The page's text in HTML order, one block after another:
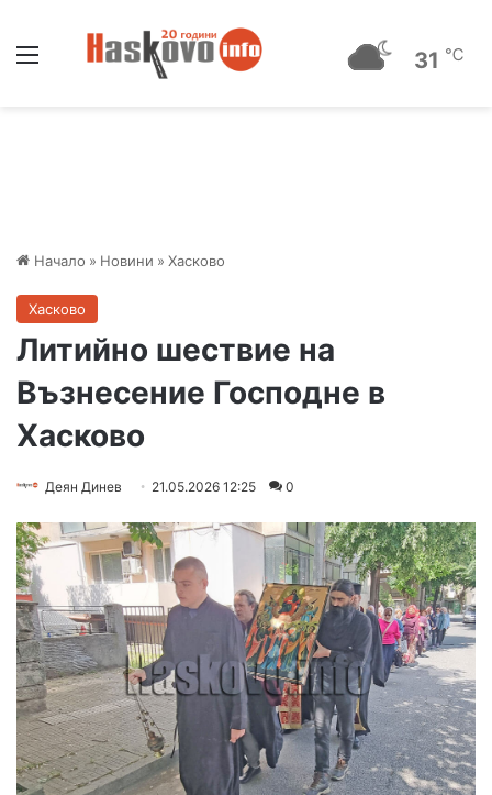
31 ℃
Начало » Новини » Хасково
Хасково
Литийно шествие на
Възнесение Господне в
Хасково
Деян Динев 21.05.2026 12:25 0